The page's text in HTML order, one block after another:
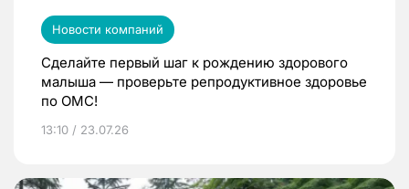
Новости компаний
Сделайте первый шаг к рождению здорового
малыша — проверьте репродуктивное здоровье
по ОМС!
13:10 / 23.07.26